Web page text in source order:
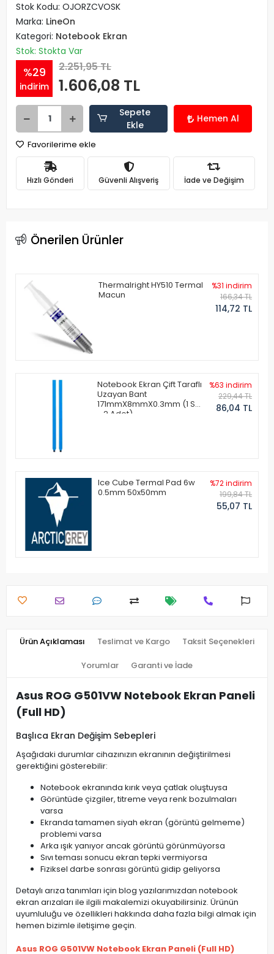
Stok Kodu: OJORZCVOSK
Marka: LineOn
Kategori: Notebook Ekran
Stok: Stokta Var
%29
indirim
2.251,95 TL
1.606,08 TL
Sepete
Ekle
Hemen Al
Favorilerime ekle
Hızlı Gönderi Güvenli Alışveriş İade ve Değişim
Önerilen Ürünler
Thermalright HY510 Termal
Macun
%31 indirim
166,34 TL
114,72 TL
Notebook Ekran Çift Taraflı
Uzayan Bant
171mmX8mmX0.3mm (1 Set
- 2 Adet)
%63 indirim
229,44 TL
86,04 TL
Ice Cube Termal Pad 6w
0.5mm 50x50mm
%72 indirim
199,84 TL
55,07 TL
Ürün Açıklaması Teslimat ve Kargo Taksit Seçenekleri
Yorumlar Garanti ve İade
Asus ROG G501VW Notebook Ekran Paneli
(Full HD)
Başlıca Ekran Değişim Sebepleri
Aşağıdaki durumlar cihazınızın ekranının değiştirilmesi
gerektiğini gösterebilir:
Notebook ekranında kırık veya çatlak oluştuysa
Görüntüde çizgiler, titreme veya renk bozulmaları
varsa
Ekranda tamamen siyah ekran (görüntü gelmeme)
problemi varsa
Arka ışık yanıyor ancak görüntü görünmüyorsa
Sıvı teması sonucu ekran tepki vermiyorsa
Fiziksel darbe sonrası görüntü gidip geliyorsa
Detaylı arıza tanımları için blog yazılarımızdan notebook
ekran arızaları ile ilgili makalemizi okuyabilirsiniz. Ürünün
uyumluluğu ve özellikleri hakkında daha fazla bilgi almak için
hemen bizimle iletişime geçin.
Asus ROG G501VW Notebook Ekran Paneli (Full HD)